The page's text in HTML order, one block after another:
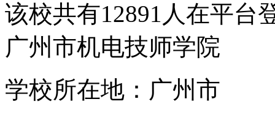
该校共有12891 人在平台
广州市机电技师学院
学校所在地：广州市